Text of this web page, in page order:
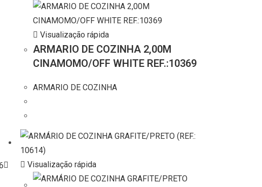
Visualização rápida
ARMARIO DE COZINHA 2,00M
CINAMOMO/OFF WHITE REF.:10369
ARMARIO DE COZINHA
Visualização rápida